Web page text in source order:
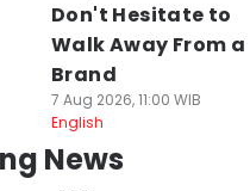
Don't Hesitate to
Walk Away From a
Brand
7 Aug 2026, 11:00 WIB
English
News